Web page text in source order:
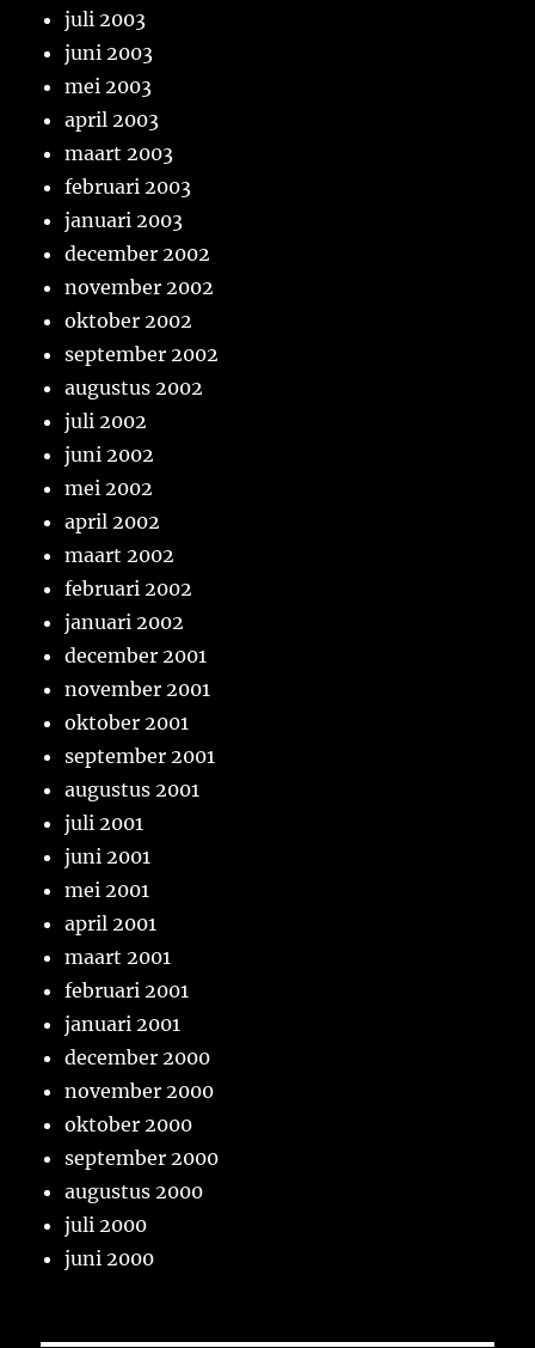
juli 2003
juni 2003
mei 2003
april 2003
maart 2003
februari 2003
januari 2003
december 2002
november 2002
oktober 2002
september 2002
augustus 2002
juli 2002
juni 2002
mei 2002
april 2002
maart 2002
februari 2002
januari 2002
december 2001
november 2001
oktober 2001
september 2001
augustus 2001
juli 2001
juni 2001
mei 2001
april 2001
maart 2001
februari 2001
januari 2001
december 2000
november 2000
oktober 2000
september 2000
augustus 2000
juli 2000
juni 2000